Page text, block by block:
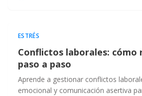
ESTRÉS
Conflictos laborales: cómo
paso a paso
Aprende a gestionar conflictos
emocional y comunicación asertiva